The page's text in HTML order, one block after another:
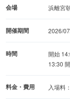
会場 浜離宮
開催期間 2026/
時間
開始
13:30
料金・費用 入場料